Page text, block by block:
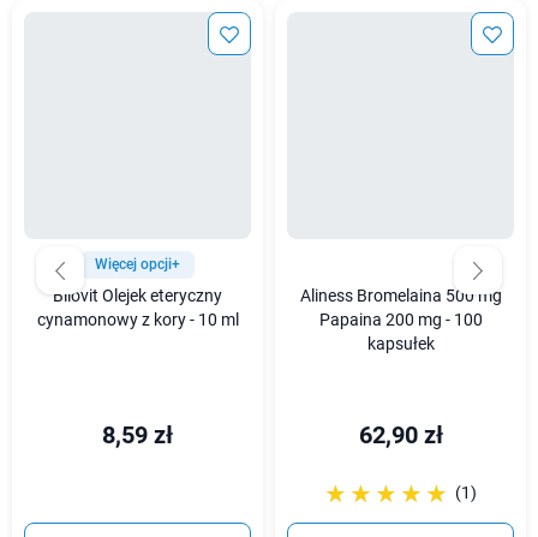
Więcej opcji+
Bilovit Olejek eteryczny
cynamonowy z kory - 10 ml
8,59 zł
Aliness Bromelaina 500 mg
Papaina 200 mg - 100
kapsułek
62,90 zł
☆☆☆☆☆
★★★★★ (1)